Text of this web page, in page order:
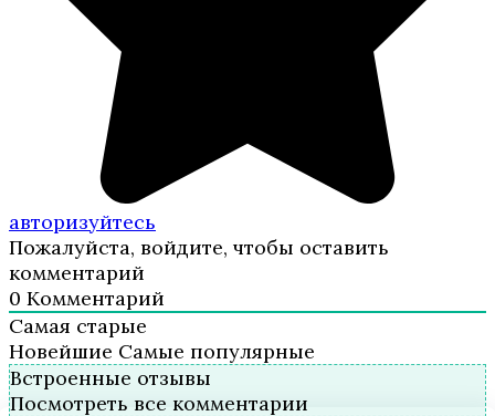
авторизуйтесь
Пожалуйста, войдите, чтобы оставить
комментарий
0 Комментарий
Самая старые
Новейшие Самые популярные
Встроенные отзывы
Посмотреть все комментарии